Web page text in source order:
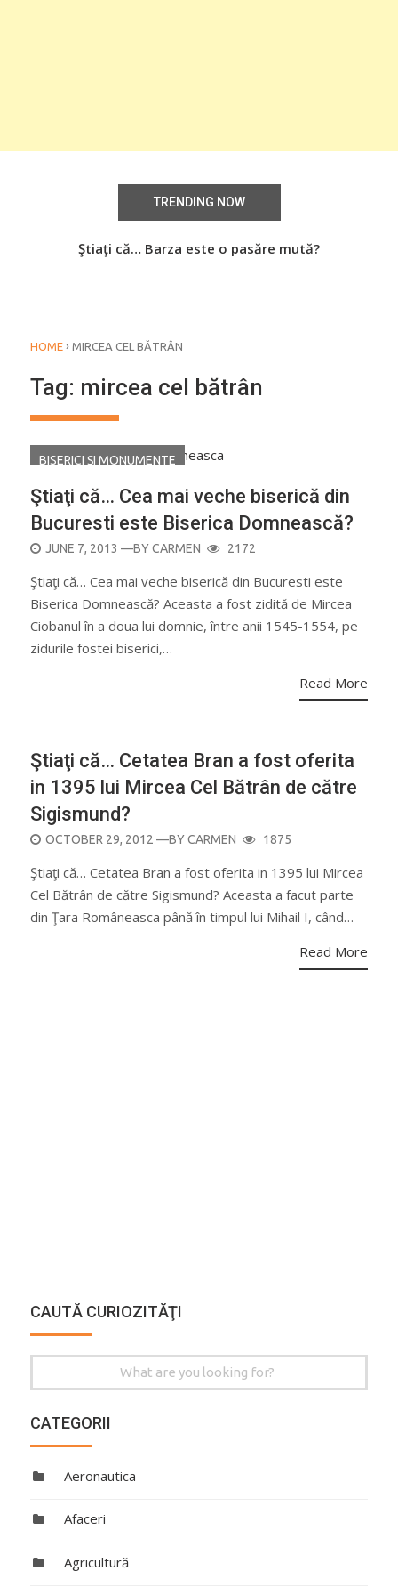
TRENDING NOW
Ştiaţi că… Barza este o pasăre mută?
HOME › MIRCEA CEL BĂTRÂN
Tag: mircea cel bătrân
BISERICI ŞI MONUMENTE
Ştiaţi că… Cea mai veche biserică din
Bucuresti este Biserica Domnească?
POSTED
JUNE 7, 2013 —BYCARMEN 2172
Ştiaţi că… Cea mai veche biserică din Bucuresti este
Biserica Domnească? Aceasta a fost zidită de Mircea
Ciobanul în a doua lui domnie, între anii 1545-1554, pe
zidurile fostei biserici,…
Read More
Ştiaţi că… Cetatea Bran a fost oferita
in 1395 lui Mircea Cel Bătrân de către
Sigismund?
POSTED
OCTOBER 29, 2012 —BYCARMEN 1875
Ştiaţi că… Cetatea Bran a fost oferita in 1395 lui Mircea
Cel Bătrân de către Sigismund? Aceasta a facut parte
din Ţara Româneasca până în timpul lui Mihail I, când…
Read More
CAUTĂ CURIOZITĂŢI
for:
CATEGORII
Aeronautica
Afaceri
Agricultură